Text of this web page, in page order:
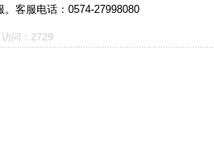
客服电话：0574-27998080
问：2729